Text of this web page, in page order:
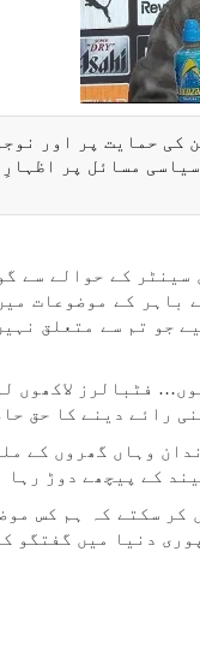
کی حمایت پر اور
مسائل پر
کے حوالے سے
باہر کے موضوعات
جو تم سے متعلق
فٹبالرز لاکھوں
رائے دینے کا حق
وہاں گھروں کے
کے پیچھے دوڑ رہا
کر سکتے کہ ہم کس
دنیا میں گفتگو